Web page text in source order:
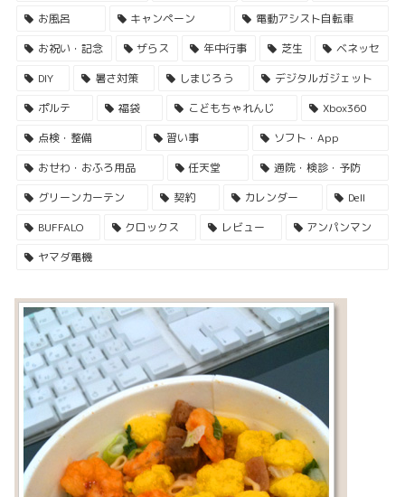
お風呂
キャンペーン
電動アシスト自転車
お祝い・記念
ザらス 年中行事 芝生
ベネッセ
DIY
暑さ対策 しまじろう
デジタルガジェット
ポルテ
福袋 こどもちゃれんじ
Xbox360
点検・整備
習い事
ソフト・App
おせわ・おふろ用品
任天堂
通院・検診・予防
グリーンカーテン
契約 カレンダー
Dell
BUFFALO
クロックス レビュー
アンパンマン
ヤマダ電機